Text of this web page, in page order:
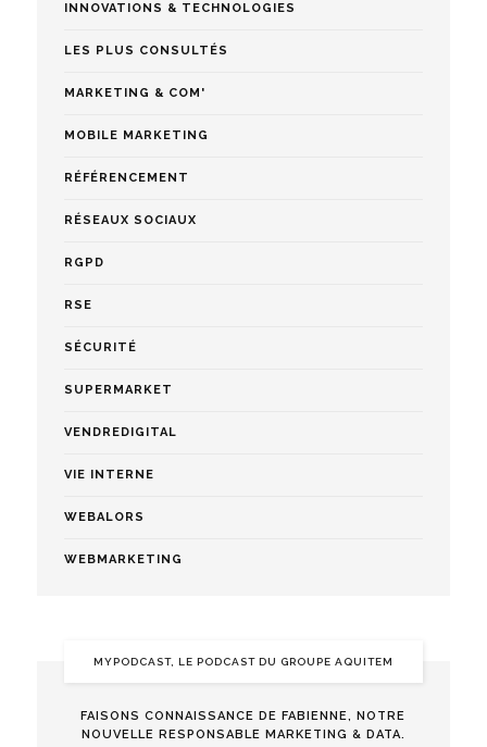
INNOVATIONS & TECHNOLOGIES
LES PLUS CONSULTÉS
MARKETING & COM'
MOBILE MARKETING
RÉFÉRENCEMENT
RÉSEAUX SOCIAUX
RGPD
RSE
SÉCURITÉ
SUPERMARKET
VENDREDIGITAL
VIE INTERNE
WEBALORS
WEBMARKETING
MYPODCAST, LE PODCAST DU GROUPE AQUITEM
FAISONS CONNAISSANCE DE FABIENNE, NOTRE
NOUVELLE RESPONSABLE MARKETING & DATA.